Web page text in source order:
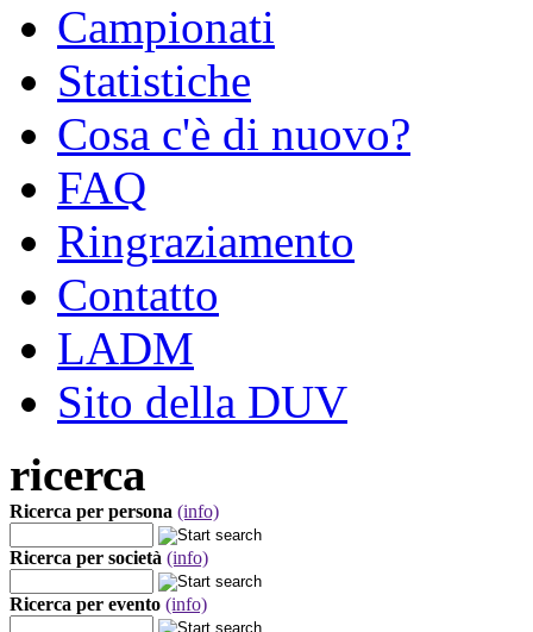
Campionati
Statistiche
Cosa c'è di nuovo?
FAQ
Ringraziamento
Contatto
LADM
Sito della DUV
ricerca
Ricerca per persona (info)
Ricerca per società (info)
Ricerca per evento (info)